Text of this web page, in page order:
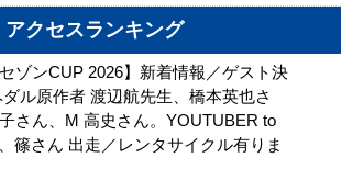
アクセスランキング
セゾンCUP 2026】新着情報／ゲスト決
ル原作者 渡辺航先生、橋本英也さ
さん、M 高史さん。YOUTUBER to
篠さん 出走／レンタサイクル有りま